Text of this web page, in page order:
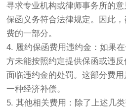
寻求专业机构或律师事务所的
保函义务符合法律规定。因此
费的一部分。
4. 履约保函费用违约金：如果
方未能按照约定提供保函或违
面临违约金的处罚。这部分费
一种经济补偿。
5. 其他相关费用： 除了上述几